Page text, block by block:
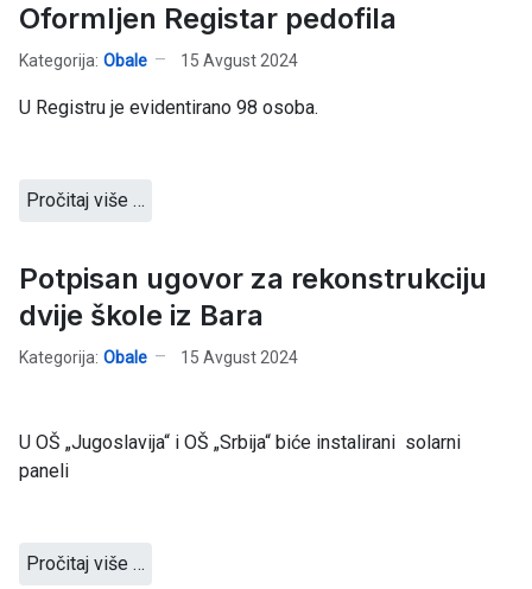
Oformljen Registar pedofila
Kategorija: Obale 15 Avgust 2024
U Registru je evidentirano 98 osoba.
Pročitaj više …
Potpisan ugovor za rekonstrukciju
dvije škole iz Bara
Kategorija: Obale 15 Avgust 2024
U OŠ „Jugoslavija“ i OŠ „Srbija“ biće instalirani solarni
paneli
Pročitaj više …